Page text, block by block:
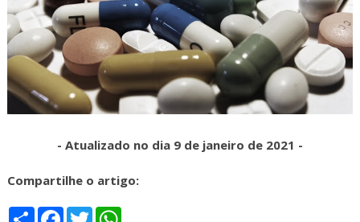
- Atualizado no dia 9 de janeiro de 2021 -
Compartilhe o artigo:
S
F
T
W